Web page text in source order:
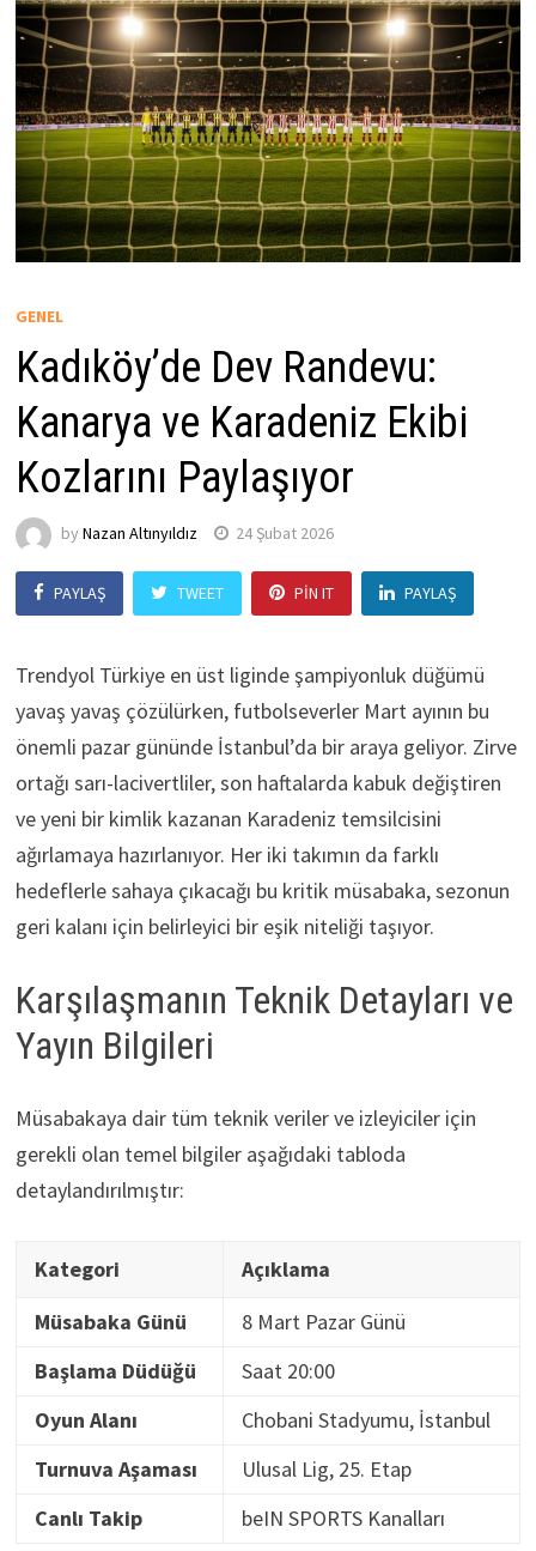
GENEL
Kadıköy’de Dev Randevu:
Kanarya ve Karadeniz Ekibi
Kozlarını Paylaşıyor
by Nazan Altınyıldız 24 Şubat 2026
PAYLAŞ TWEET PIN IT PAYLAŞ
Trendyol Türkiye en üst liginde şampiyonluk düğümü
yavaş yavaş çözülürken, futbolseverler Mart ayının bu
önemli pazar gününde İstanbul’da bir araya geliyor. Zirve
ortağı sarı-lacivertliler, son haftalarda kabuk değiştiren
ve yeni bir kimlik kazanan Karadeniz temsilcisini
ağırlamaya hazırlanıyor. Her iki takımın da farklı
hedeflerle sahaya çıkacağı bu kritik müsabaka, sezonun
geri kalanı için belirleyici bir eşik niteliği taşıyor.
Karşılaşmanın Teknik Detayları ve
Yayın Bilgileri
Müsabakaya dair tüm teknik veriler ve izleyiciler için
gerekli olan temel bilgiler aşağıdaki tabloda
detaylandırılmıştır:
Kategori
Açıklama
Müsabaka Günü
8 Mart Pazar Günü
Başlama Düdüğü
Saat 20:00
Oyun Alanı
Chobani Stadyumu, İstanbul
Turnuva Aşaması
Ulusal Lig, 25. Etap
Canlı Takip
beIN SPORTS Kanalları